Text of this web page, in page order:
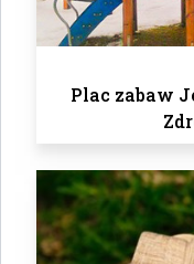
Plac zabaw